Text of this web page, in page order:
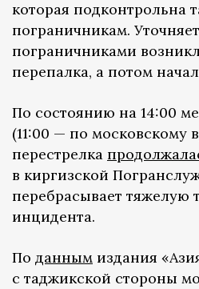
которая подконтрольна
пограничникам.
пограничниками
перепалка, а потом
По состоянию на 14:00
(11:00 — по московскому
перестрелка
в киргизской
перебрасывает тяжелую
инцидента.
По данным издания
с таджикской стороны